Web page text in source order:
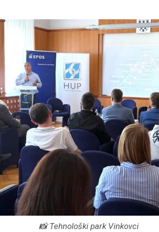
📸 Tehnološki park Vinkovci